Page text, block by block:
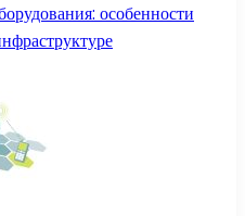
особенности